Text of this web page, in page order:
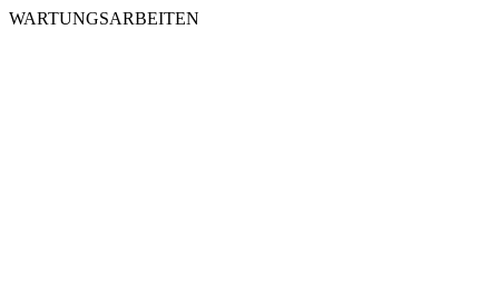
WARTUNGSARBEITEN